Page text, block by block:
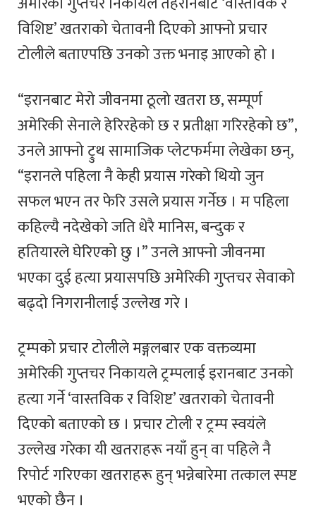
विशिष्ट’ खतराको चेतावनी दिएको आफ्नो प्रचार
टोलीले बताएपछि उनको उक्त भनाइ आएको हो ।
“इरानबाट मेरो जीवनमा ठूलो खतरा छ, सम्पूर्ण
अमेरिकी सेनाले हेरिरहेको छ र प्रतीक्षा गरिरहेको छ”,
उनले आफ्नो ट्रुथ सामाजिक प्लेटफर्ममा लेखेका छन्,
“इरानले पहिला नै केही प्रयास गरेको थियो जुन
सफल भएन तर फेरि उसले प्रयास गर्नेछ । म पहिला
कहिल्यै नदेखेको जति धेरै मानिस, बन्दुक र
हतियारले घेरिएको छु ।” उनले आफ्नो जीवनमा
भएका दुई हत्या प्रयासपछि अमेरिकी गुप्तचर सेवाको
बढ्दो निगरानीलाई उल्लेख गरे ।
ट्रम्पको प्रचार टोलीले मङ्गलबार एक वक्तव्यमा
अमेरिकी गुप्तचर निकायले ट्रम्पलाई इरानबाट उनको
हत्या गर्ने ‘वास्तविक र विशिष्ट’ खतराको चेतावनी
दिएको बताएको छ । प्रचार टोली र ट्रम्प स्वयंले
उल्लेख गरेका यी खतराहरू नयाँ हुन् वा पहिले नै
रिपोर्ट गरिएका खतराहरू हुन् भन्नेबारेमा तत्काल स्पष्ट
भएको छैन ।